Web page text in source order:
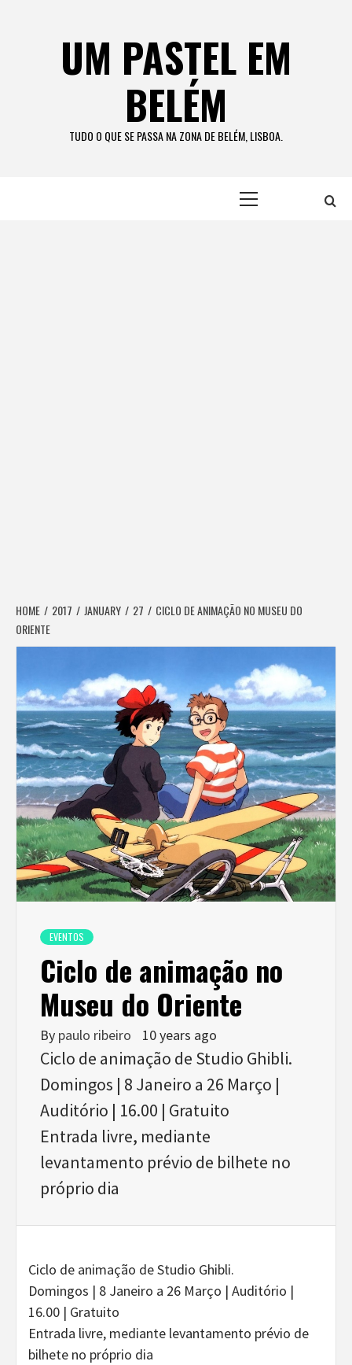
UM PASTEL EM
BELÉM
TUDO O QUE SE PASSA NA ZONA DE BELÉM, LISBOA.
HOME 2017 JANUARY 27
CICLO DE ANIMAÇÃO NO MUSEU DO
ORIENTE
EVENTOS
Ciclo de animação no
Museu do Oriente
By paulo ribeiro 10 years ago
Ciclo de animação de Studio Ghibli.
Domingos | 8 Janeiro a 26 Março |
Auditório | 16.00 | Gratuito
Entrada livre, mediante
levantamento prévio de bilhete no
próprio dia
Ciclo de animação de Studio Ghibli.
Domingos | 8 Janeiro a 26 Março | Auditório |
16.00 | Gratuito
Entrada livre, mediante levantamento prévio de
bilhete no próprio dia